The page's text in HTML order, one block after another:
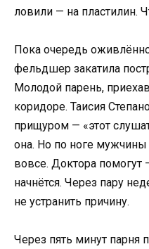
ловили — на пластилин.
Пока очередь
фельдшер закатила
Молодой парень,
коридоре. Таисия
прищуром — «этот
она. Но по ноге мужчины
вовсе. Доктора
начнётся. Через пару
не устранить причину.
Через пять минут парня